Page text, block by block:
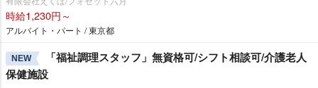
時給1,230円～
アルバイト・パート / 東京都
NEW
「福祉調理スタッフ」無資格可/シフト相談可/介護老人
保健施設